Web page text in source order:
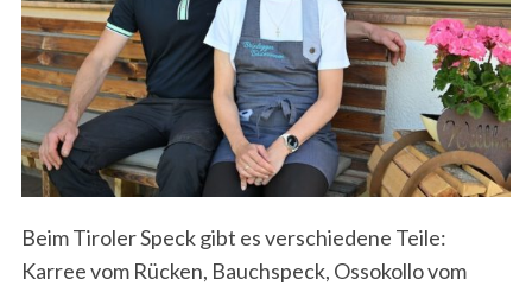
Beim Tiroler Speck gibt es verschiedene Teile:
Karree vom Rücken, Bauchspeck, Ossokollo vom